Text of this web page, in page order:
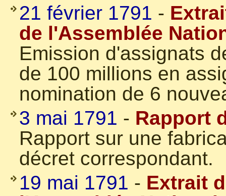
21 février 1791 -
de l'Assemblée
Emission d'assignats
de 100 millions en
nomination de 6
3 mai 1791 - Rapport
Rapport sur une
décret correspondant.
19 mai 1791 - Extrait